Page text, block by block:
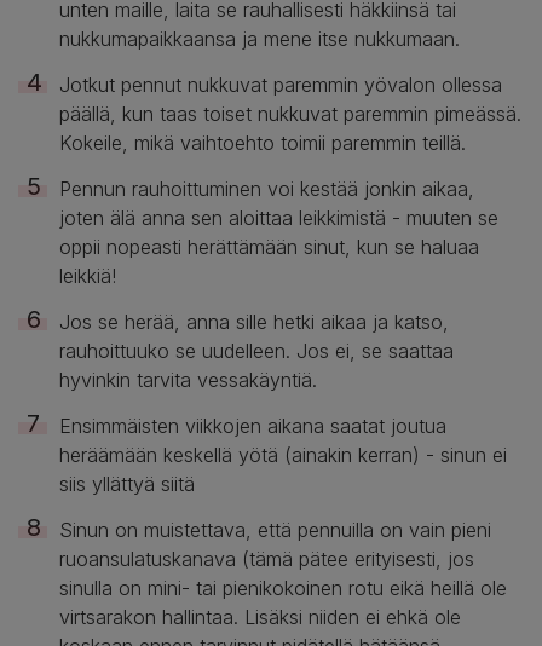
unten maille, laita se rauhallisesti häkkiinsä tai
nukkumapaikkaansa ja mene itse nukkumaan.
Jotkut pennut nukkuvat paremmin yövalon ollessa
päällä, kun taas toiset nukkuvat paremmin pimeässä.
Kokeile, mikä vaihtoehto toimii paremmin teillä.
Pennun rauhoittuminen voi kestää jonkin aikaa,
joten älä anna sen aloittaa leikkimistä - muuten se
oppii nopeasti herättämään sinut, kun se haluaa
leikkiä!
Jos se herää, anna sille hetki aikaa ja katso,
rauhoittuuko se uudelleen. Jos ei, se saattaa
hyvinkin tarvita vessakäyntiä.
Ensimmäisten viikkojen aikana saatat joutua
heräämään keskellä yötä (ainakin kerran) - sinun ei
siis yllättyä siitä
Sinun on muistettava, että pennuilla on vain pieni
ruoansulatuskanava (tämä pätee erityisesti, jos
sinulla on mini- tai pienikokoinen rotu eikä heillä ole
virtsarakon hallintaa. Lisäksi niiden ei ehkä ole